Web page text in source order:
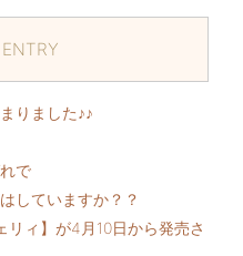
りました♪♪
で
していますか？？
ィ】が4月10日から発売さ